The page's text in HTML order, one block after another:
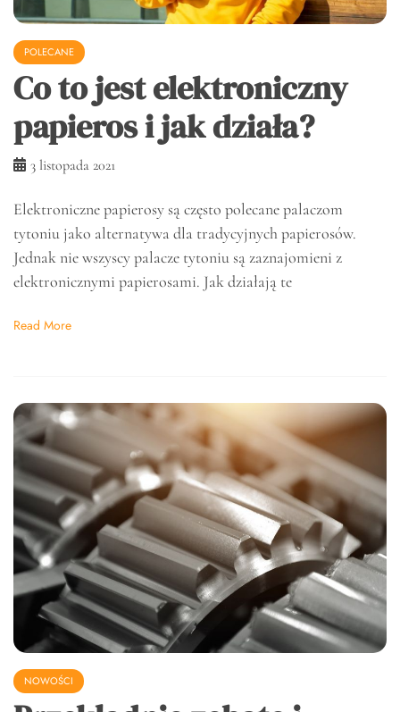
POLECANE
Co to jest elektroniczny
papieros i jak działa?
3 listopada 2021
Elektroniczne papierosy są często polecane palaczom
tytoniu jako alternatywa dla tradycyjnych papierosów.
Jednak nie wszyscy palacze tytoniu są zaznajomieni z
elektronicznymi papierosami. Jak działają te
Read More
NOWOŚCI